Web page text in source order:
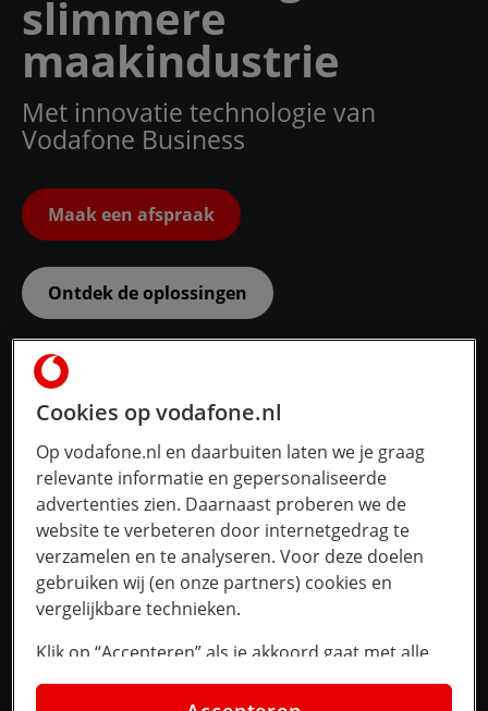
slimmere
maakindustrie
Met innovatie technologie van
Vodafone Business
Maak een afspraak
Ontdek de oplossingen
Cookies op vodafone.nl
Op vodafone.nl en daarbuiten laten we je graag
relevante informatie en gepersonaliseerde
advertenties zien. Daarnaast proberen we de
website te verbeteren door internetgedrag te
verzamelen en te analyseren. Voor deze doelen
gebruiken wij (en onze partners) cookies en
vergelijkbare technieken.
Klik op “Accepteren” als je akkoord gaat met alle
cookies. Kies je voor “Nee, liever niet”, dan
plaatsen we alleen strikt noodzakelijke cookies om